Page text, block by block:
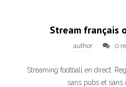
Stream français
author 0
Streaming football en direct.
sans pubs et sans